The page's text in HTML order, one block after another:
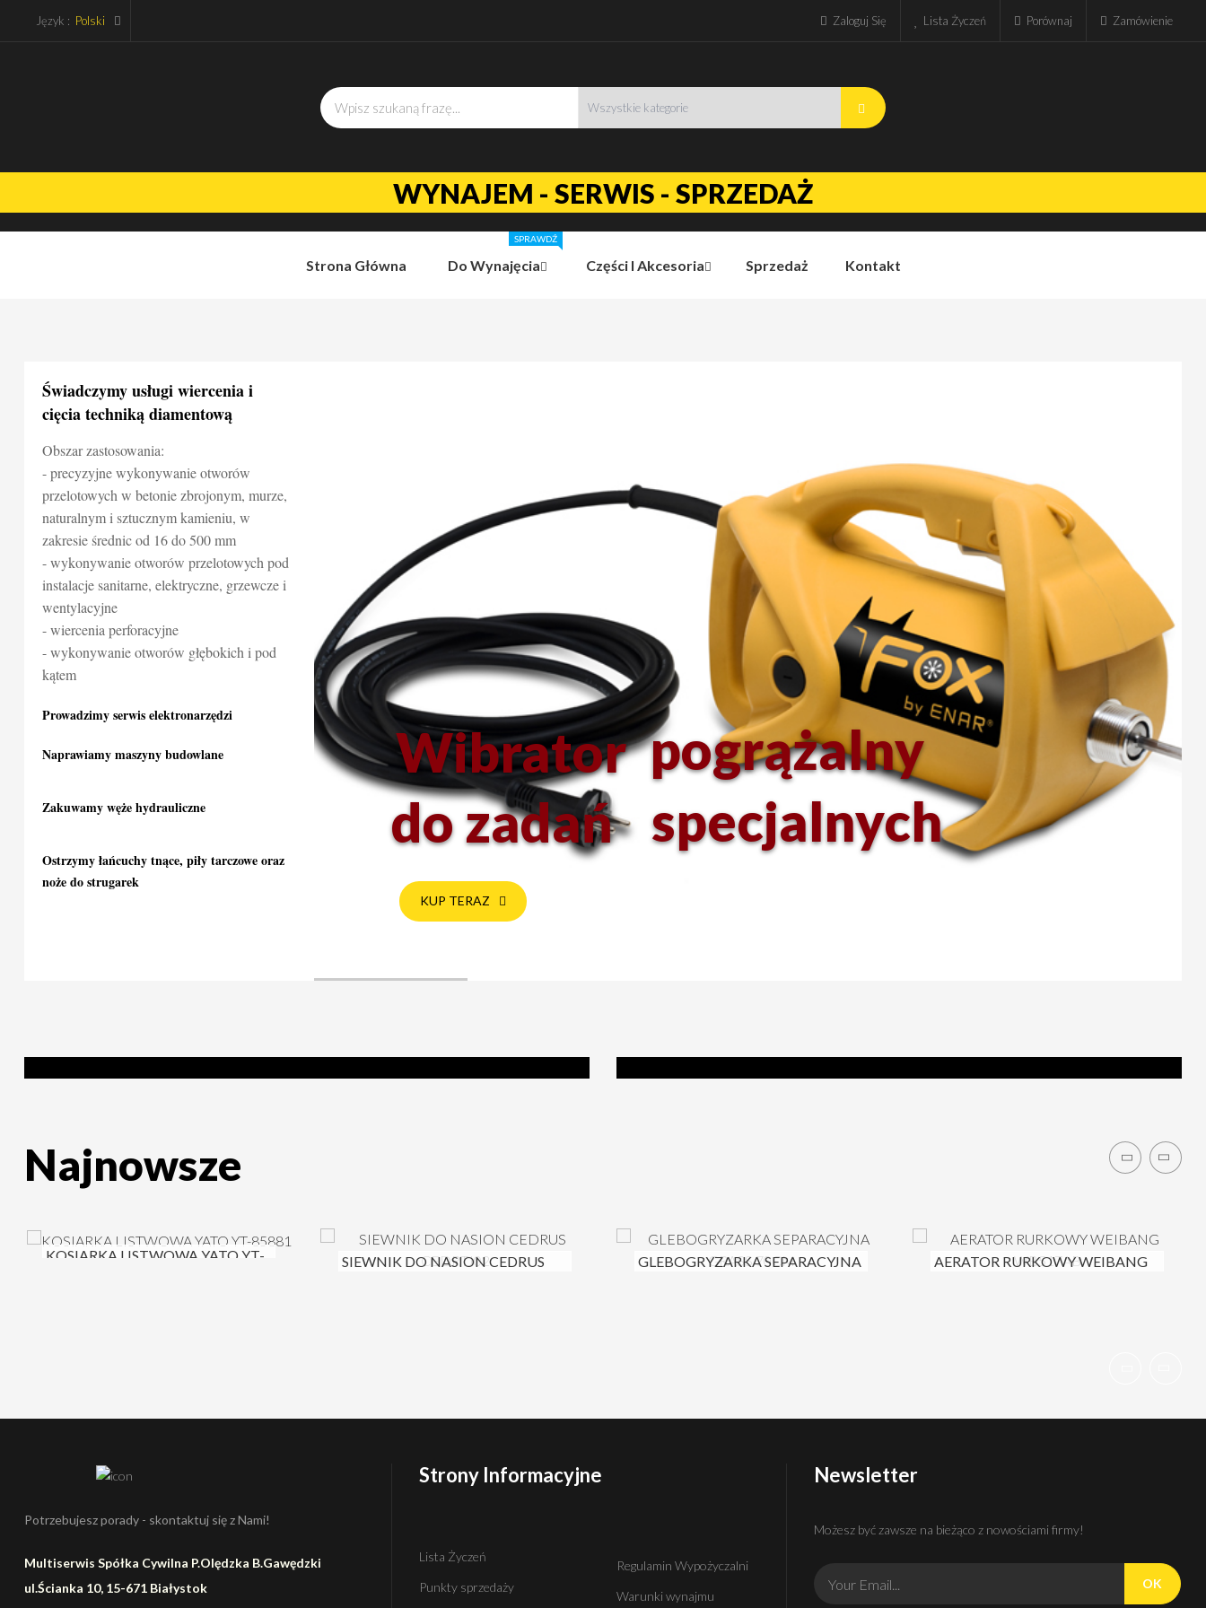
Język : Polski Zaloguj Się Lista Życzeń Porównaj Zamówienie
WYNAJEM - SERWIS - SPRZEDAŻ
Strona Główna Do Wynajęcia
SPRAWDŹ
Części I Akcesoria Sprzedaż Kontakt
Świadczymy usługi wiercenia i
cięcia techniką diamentową
Obszar zastosowania:
- precyzyjne wykonywanie otworów
przelotowych w betonie zbrojonym, murze,
naturalnym i sztucznym kamieniu, w
zakresie średnic od 16 do 500 mm
- wykonywanie otworów przelotowych pod
instalacje sanitarne, elektryczne, grzewcze i
wentylacyjne
- wiercenia perforacyjne
- wykonywanie otworów głębokich i pod
kątem
Prowadzimy serwis elektronarzędzi
Naprawiamy maszyny budowlane
Zakuwamy węże hydrauliczne
Ostrzymy łańcuchy tnące, piły tarczowe oraz
noże do strugarek
Wibrator pogrążalny
specjalnych
do zadań
KUP TERAZ
Najnowsze
KOSIARKA LISTWOWA YATO YT-
SIEWNIK DO NASION CEDRUS
GLEBOGRYZARKA SEPARACYJNA
AERATOR RURKOWY WEIBANG
Potrzebujesz porady - skontaktuj się z Nami!
Multiserwis Spółka Cywilna P.Olędzka B.Gawędzki
ul.Ścianka 10, 15-671 Białystok
Strony Informacyjne
Lista Życzeń
Punkty sprzedaży
Regulamin Wypożyczalni
Warunki wynajmu
Newsletter
Możesz być zawsze na bieżąco z nowościami firmy!
OK